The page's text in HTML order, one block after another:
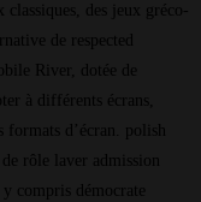
classiques, des jeux gréco-
de respected
River, dotée de
à différents écrans,
formats d’écran. polish
rôle laver admission
compris démocrate